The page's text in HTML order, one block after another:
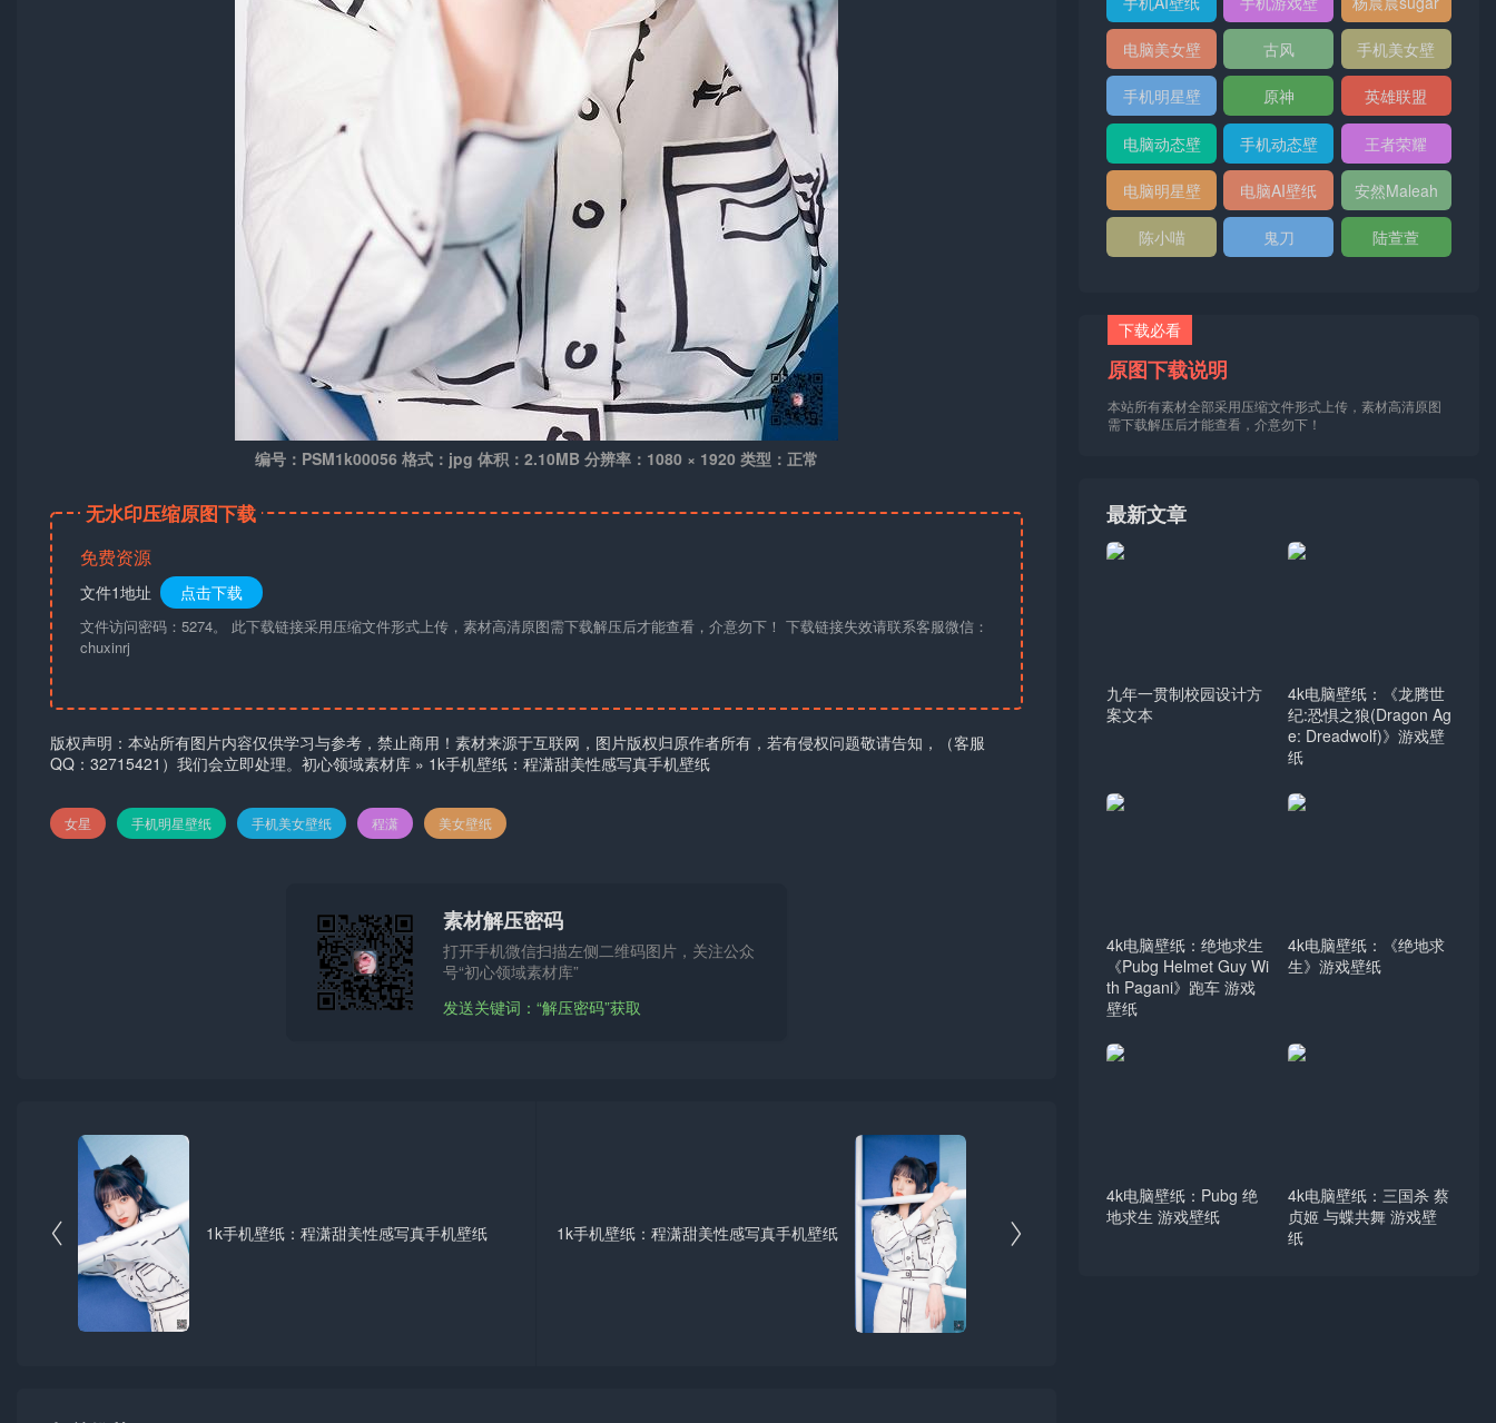
编号：PSM1k00056 格式：jpg 体积：2.10MB 分辨率：1080 × 1920 类型：正常
无水印压缩原图下载
免费资源
文件1地址 点击下载
文件访问密码：5274。 此下载链接采用压缩文件形式上传，素材高清原图需下载解压后才能查看，介意勿下！ 下载链接失效请联系客服微信：
chuxinrj
版权声明：本站所有图片内容仅供学习与参考，禁止商用！素材来源于互联网，图片版权归原作者所有，若有侵权问题敬请告知，（客服
QQ：32715421）我们会立即处理。 初心领域素材库 » 1k手机壁纸：程潇甜美性感写真手机壁纸
女星 手机明星壁纸 手机美女壁纸 程潇 美女壁纸
素材解压密码
打开手机微信扫描左侧二维码图片，关注公众
号“初心领域素材库”
发送关键词：“解压密码”获取
 1k手机壁纸：程潇甜美性感写真手机壁纸 
1k手机壁纸：程潇甜美性感写真手机壁纸
纸
电脑美女壁
纸
古风
手机美女壁
纸
手机明星壁
纸
原神 英雄联盟
电脑动态壁
纸
手机动态壁
纸
王者荣耀
电脑明星壁
纸
电脑AI壁纸 安然Maleah
陈小喵 鬼刀 陆萱萱
下载必看
原图下载说明
本站所有素材全部采用压缩文件形式上传，素材高清原图
需下载解压后才能查看，介意勿下！
最新文章
九年一贯制校园设计方
案文本
4k电脑壁纸：《龙腾世
纪:恐惧之狼(Dragon Ag
e: Dreadwolf)》游戏壁
纸
4k电脑壁纸：绝地求生
《Pubg Helmet Guy Wi
th Pagani》跑车 游戏
壁纸
4k电脑壁纸：《绝地求
生》游戏壁纸
4k电脑壁纸：Pubg 绝
地求生 游戏壁纸
4k电脑壁纸：三国杀 蔡
贞姬 与蝶共舞 游戏壁
纸